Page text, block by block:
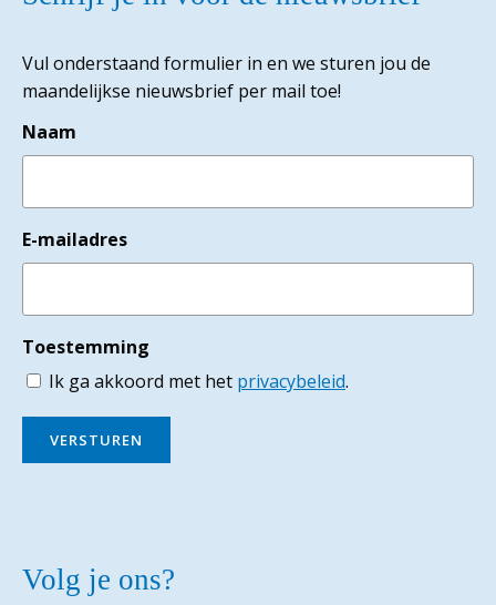
Vul onderstaand formulier in en we sturen jou de
maandelijkse nieuwsbrief per mail toe!
Naam
E-mailadres
Toestemming
Ik ga akkoord met het privacybeleid.
VERSTUREN
Volg je ons?